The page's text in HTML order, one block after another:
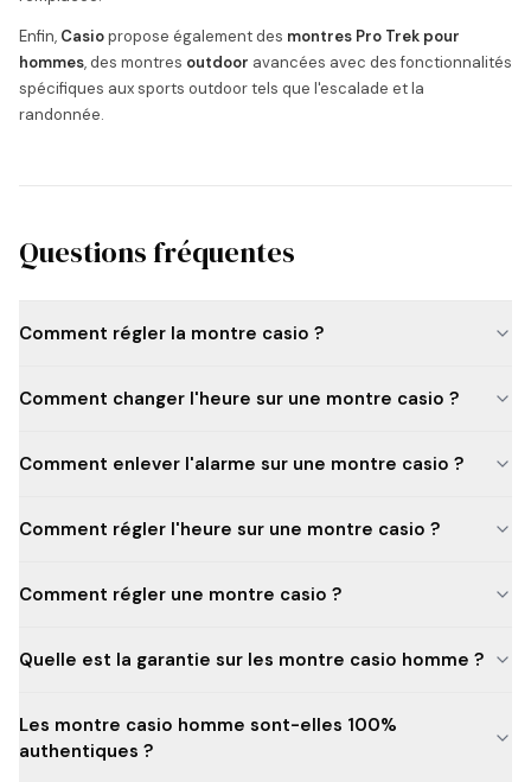
Enfin, Casiopropose également des montres Pro Trek pour
hommes, des montres outdoor avancées avec des fonctionnalités
spécifiques aux sports outdoor tels que l'escalade et la
randonnée.
Questions fréquentes
Comment régler la montre casio ?
Comment changer l'heure sur une montre casio ?
Comment enlever l'alarme sur une montre casio ?
Comment régler l'heure sur une montre casio ?
Comment régler une montre casio ?
Quelle est la garantie sur les montre casio homme ?
Les montre casio homme sont-elles 100%
authentiques ?